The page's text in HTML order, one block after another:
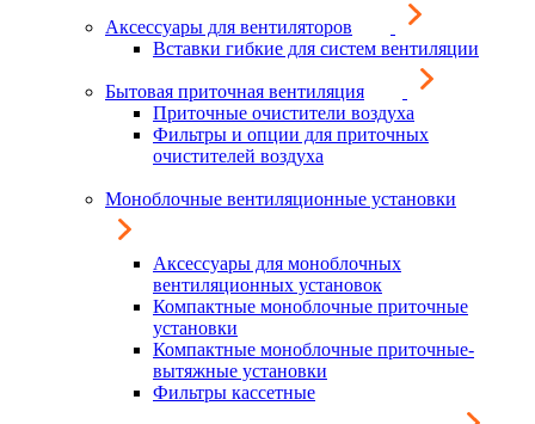
Аксессуары для вентиляторов
Вставки гибкие для систем вентиляции
Бытовая приточная вентиляция
Приточные очистители воздуха
Фильтры и опции для приточных
очистителей воздуха
Моноблочные вентиляционные установки
Аксессуары для моноблочных
вентиляционных установок
Компактные моноблочные приточные
установки
Компактные моноблочные приточные-
вытяжные установки
Фильтры кассетные